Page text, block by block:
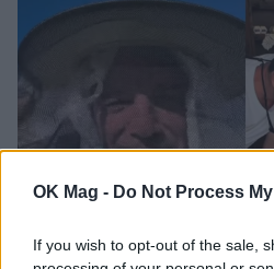
OK Mag - Do Not Process
If you wish to opt-out of the sale,